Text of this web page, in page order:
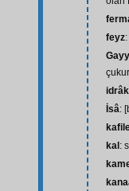
feyz
idrâk
İsâ:
kal :